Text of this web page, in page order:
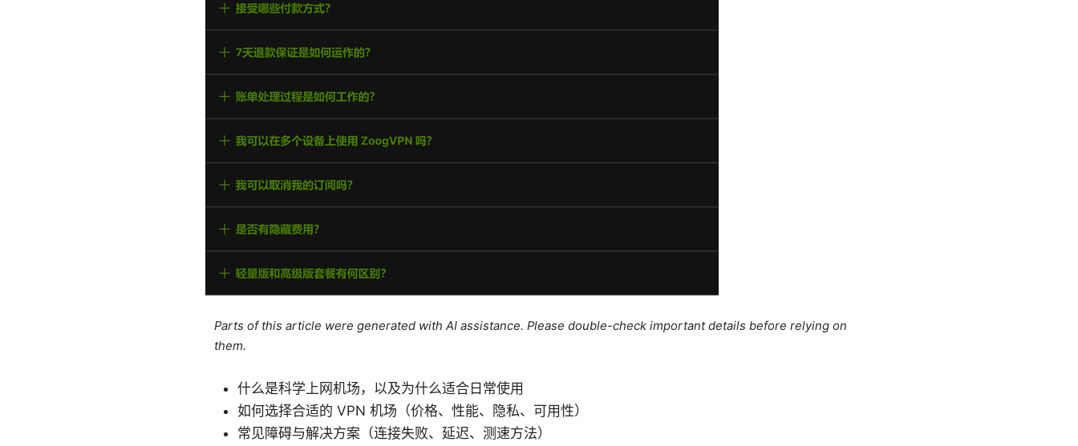
Parts of this article were generated with AI assistance. Please double-check important details before relying on
them.
什么是科学上网机场，以及为什么适合日常使用
如何选择合适的 VPN 机场（价格、性能、隐私、可用性）
常见障碍与解决方案（连接失败、延迟、测速方法）